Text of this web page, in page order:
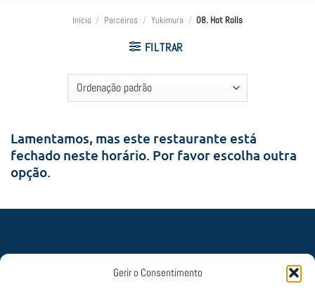
Gerir o Consentimento
Início / Parceiros / Yukimura / 08. Hot Rolls
FILTRAR
Lamentamos, mas este restaurante está
fechado neste horário. Por favor escolha outra
opção.